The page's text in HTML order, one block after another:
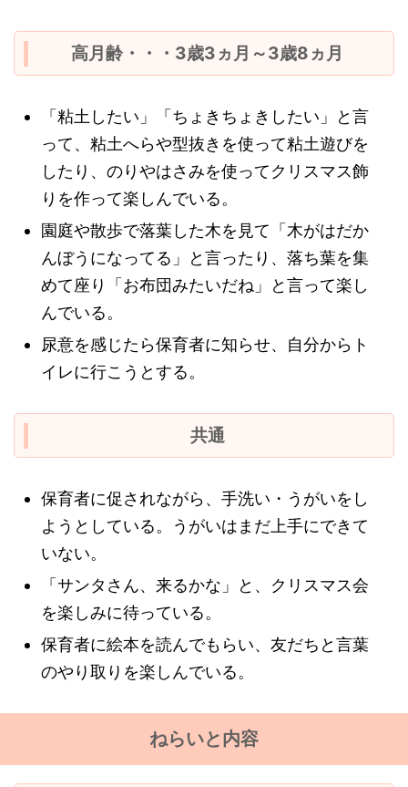
高月齢・・・3歳3ヵ月～3歳8ヵ月
「粘土したい」「ちょきちょきしたい」と言
って、粘土へらや型抜きを使って粘土遊びを
したり、のりやはさみを使ってクリスマス飾
りを作って楽しんでいる。
園庭や散歩で落葉した木を見て「木がはだか
んぼうになってる」と言ったり、落ち葉を集
めて座り「お布団みたいだね」と言って楽し
んでいる。
尿意を感じたら保育者に知らせ、自分からト
イレに行こうとする。
共通
保育者に促されながら、手洗い・うがいをし
ようとしている。うがいはまだ上手にできて
いない。
「サンタさん、来るかな」と、クリスマス会
を楽しみに待っている。
保育者に絵本を読んでもらい、友だちと言葉
のやり取りを楽しんでいる。
ねらいと内容